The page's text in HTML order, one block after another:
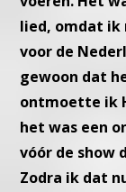
lied, omdat
voor de
gewoon dat
ontmoette ik
het was een
vóór de show
Zodra ik dat